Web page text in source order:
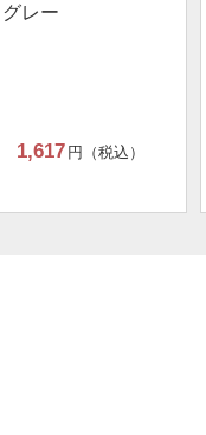
グレー
1,617 円（税込）